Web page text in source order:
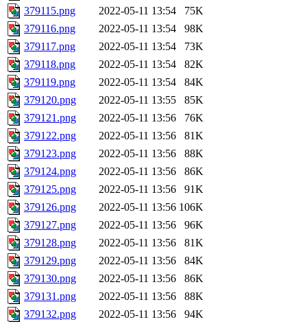
379115.png
2022-05-11 13:54
75K
379116.png
2022-05-11 13:54
98K
379117.png
2022-05-11 13:54
73K
379118.png
2022-05-11 13:54
82K
379119.png
2022-05-11 13:54
84K
379120.png
2022-05-11 13:55
85K
379121.png
2022-05-11 13:56
76K
379122.png
2022-05-11 13:56
81K
379123.png
2022-05-11 13:56
88K
379124.png
2022-05-11 13:56
86K
379125.png
2022-05-11 13:56
91K
379126.png
2022-05-11 13:56 106K
379127.png
2022-05-11 13:56
96K
379128.png
2022-05-11 13:56
81K
379129.png
2022-05-11 13:56
84K
379130.png
2022-05-11 13:56
86K
379131.png
2022-05-11 13:56
88K
379132.png
2022-05-11 13:56
94K